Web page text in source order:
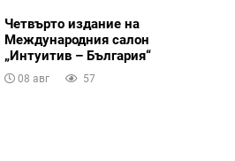
Четвърто издание на
Международния салон
„Интуитив – България“
08 авг 57